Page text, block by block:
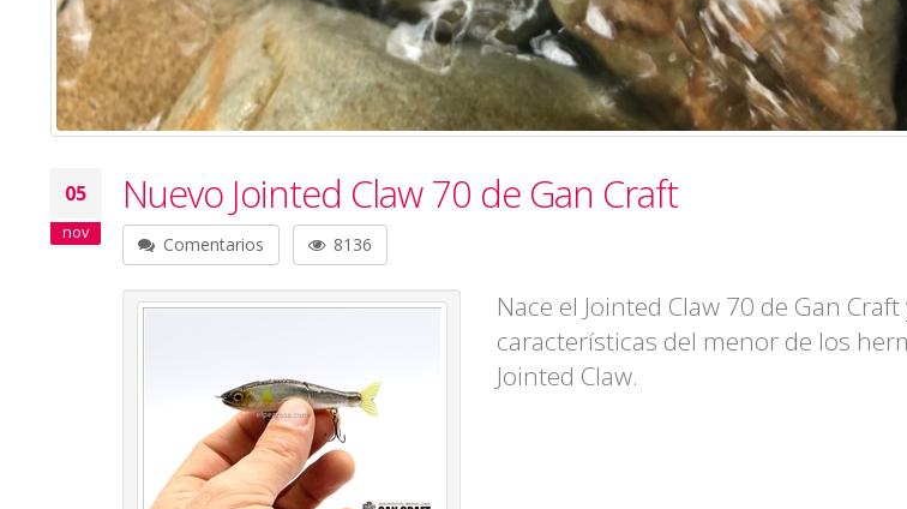
05
nov
Nuevo Jointed Claw 70 de Gan Craft
Comentarios 8136
Nace el Jointed Claw 70 de Gan
características del menor de los
Jointed Claw.